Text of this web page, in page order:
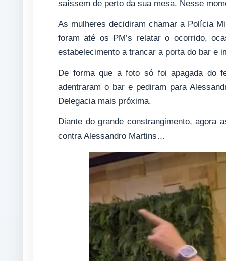
saíssem de perto da sua mesa. Nesse
As mulheres decidiram chamar a Polícia
foram até os PM’s relatar o ocorrido,
estabelecimento a trancar a porta do bar e
De forma que a foto só foi apagada do
adentraram o bar e pediram para
Delegacia mais próxima.
Diante do grande constrangimento, agora
contra Alessandro Martins…